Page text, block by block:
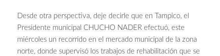
Desde otra perspectiva, deje decirle que en Tampico, el
Presidente municipal CHUCHO NADER efectuó, este
miércoles un recorrido en el mercado municipal de la zona
norte, donde supervisó los trabajos de rehabilitación que se